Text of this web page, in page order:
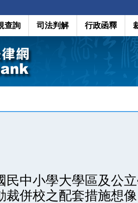
查詢 司法判解 行政函釋
民中小學大學區及公
裁併校之配套措施想